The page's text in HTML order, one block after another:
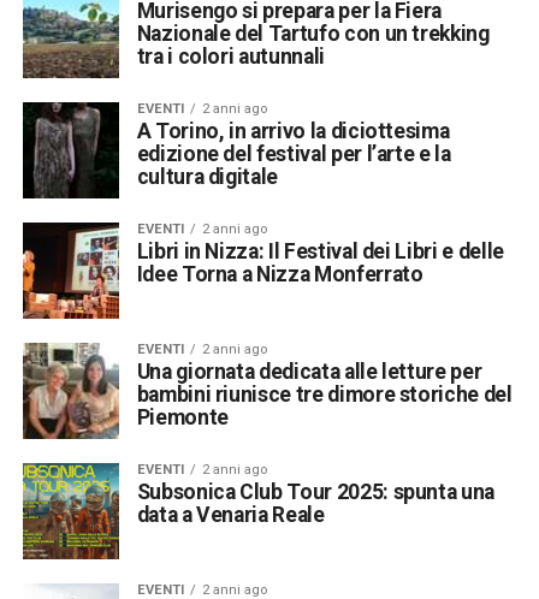
Murisengo si prepara per la Fiera
Nazionale del Tartufo con un trekking
tra i colori autunnali
EVENTI 2 anni ago
A Torino, in arrivo la diciottesima
edizione del festival per l’arte e la
cultura digitale
EVENTI 2 anni ago
Libri in Nizza: Il Festival dei Libri e delle
Idee Torna a Nizza Monferrato
EVENTI 2 anni ago
Una giornata dedicata alle letture per
bambini riunisce tre dimore storiche del
Piemonte
EVENTI 2 anni ago
Subsonica Club Tour 2025: spunta una
data a Venaria Reale
EVENTI 2 anni ago